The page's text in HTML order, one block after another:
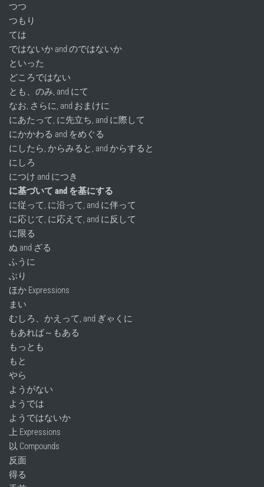
つつ
つもり
ては
ではないか and のではないか
といった
どころではない
とも、のみ, and にて
なお, さらに, and おまけに
にあたって, に先立ち, and に際して
にかかわる and をめぐる
にしたら, からみると, and からすると
にしろ
につけ and につき
に基づいて and を基にする
に従って, に沿って, and に伴って
に応じて, に応えて, and に反して
に限る
ぬ and ざる
ふうに
ぶり
ほか Expressions
まい
むしろ、かえって, and ぎゃくに
もあれば～もある
もっとも
もと
やら
ようがない
ようでは
ようではないか
上 Expressions
以 Compounds
反面
得る